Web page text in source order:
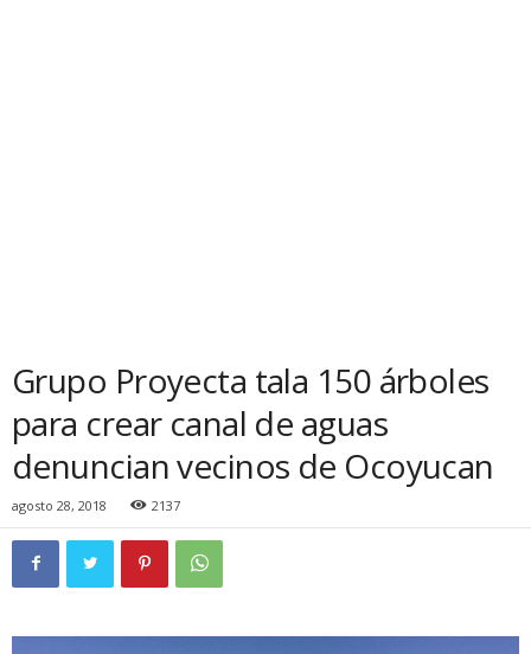
Grupo Proyecta tala 150 árboles
para crear canal de aguas
denuncian vecinos de Ocoyucan
agosto 28, 2018 2137